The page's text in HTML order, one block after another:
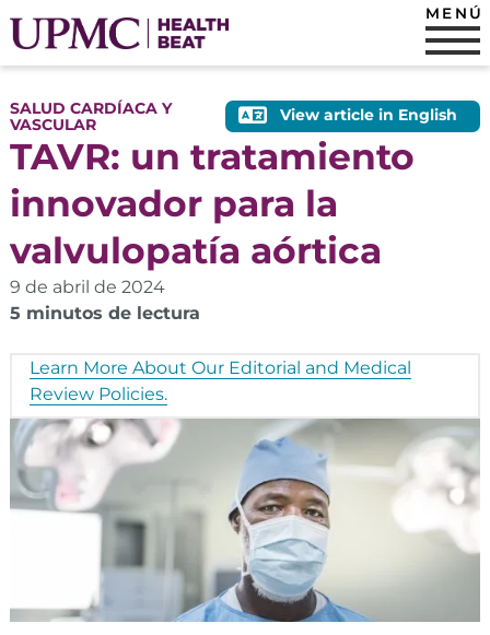
MENÚ
View article in English
SALUD CARDÍACA Y
VASCULAR
TAVR: un tratamiento
innovador para la
valvulopatía aórtica
9 de abril de 2024
5 minutos de lectura
Learn More About Our Editorial and Medical
Review Policies.